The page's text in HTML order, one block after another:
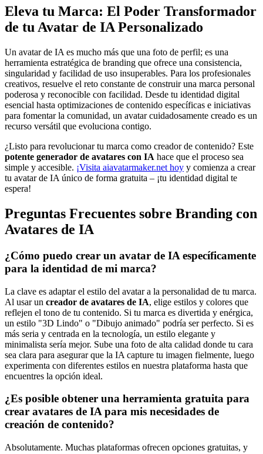
Eleva tu Marca: El Poder Transformador
de tu Avatar de IA Personalizado
Un avatar de IA es mucho más que una foto de perfil; es una
herramienta estratégica de branding que ofrece una consistencia,
singularidad y facilidad de uso insuperables. Para los profesionales
creativos, resuelve el reto constante de construir una marca personal
poderosa y reconocible con facilidad. Desde tu identidad digital
esencial hasta optimizaciones de contenido específicas e iniciativas
para fomentar la comunidad, un avatar cuidadosamente creado es un
recurso versátil que evoluciona contigo.
¿Listo para revolucionar tu marca como creador de contenido? Este
potente generador de avatares con IA hace que el proceso sea
simple y accesible. ¡Visita aiavatarmaker.net hoy y comienza a crear
tu avatar de IA único de forma gratuita – ¡tu identidad digital te
espera!
Preguntas Frecuentes sobre Branding con
Avatares de IA
¿Cómo puedo crear un avatar de IA específicamente
para la identidad de mi marca?
La clave es adaptar el estilo del avatar a la personalidad de tu marca.
Al usar un creador de avatares de IA, elige estilos y colores que
reflejen el tono de tu contenido. Si tu marca es divertida y enérgica,
un estilo "3D Lindo" o "Dibujo animado" podría ser perfecto. Si es
más seria y centrada en la tecnología, un estilo elegante y
minimalista sería mejor. Sube una foto de alta calidad donde tu cara
sea clara para asegurar que la IA capture tu imagen fielmente, luego
experimenta con diferentes estilos en nuestra plataforma hasta que
encuentres la opción ideal.
¿Es posible obtener una herramienta gratuita para
crear avatares de IA para mis necesidades de
creación de contenido?
Absolutamente. Muchas plataformas ofrecen opciones gratuitas, y